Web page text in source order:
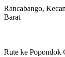
Rancabango,
Barat
Rute ke Popondok